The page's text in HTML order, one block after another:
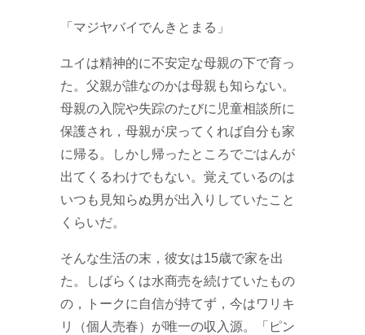
「マジヤバイでんきとまる」
ユイは精神的に不安定な母親の下で育っ
た。父親が誰なのかは母親も知らない。
母親の入院や失踪のたびに児童相談所に
保護され，母親が戻ってくれば自分も家
に帰る。しかし帰ったところでごはんが
出てくるわけでもない。覚えているのは
いつも見知らぬ男が出入りしていたこと
くらいだ。
そんな生活の末，彼女は15歳で家を出
た。しばらくは水商売を続けていたもの
の，トークに自信が持てず，今はワリキ
リ（個人売春）が唯一の収入源。「ピン